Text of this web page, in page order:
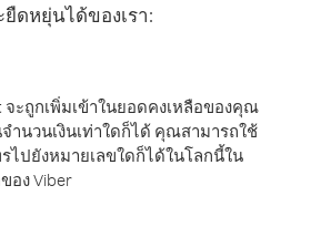
ยืดหยุ่นได้ของเรา:
จะถูกเพิ่มเข้าในยอดคงเหลือของคุณ
ำนวนเงินเท่าใดก็ได้ คุณสามารถใช้
ไปยังหมายเลขใดก็ได้ในโลกนี้ใน
อง Viber